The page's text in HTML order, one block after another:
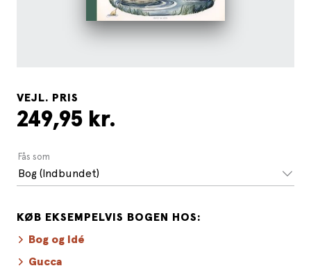
VEJL. PRIS
249,95 kr.
Fås som
Bog (Indbundet)
KØB EKSEMPELVIS BOGEN HOS:
Bog og Idé
Gucca